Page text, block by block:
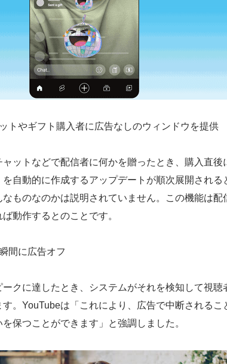
トやギフト購入者に広告なしのウィンドウを提供
ットなどで配信者に何かを贈ったとき、購入直後
自動的に作成するアップデートが順次展開される
ものなのかは説明されていません。この機能は配
動作するとのことです。
間に広告オフ
クに達したとき、システムがそれを検知して視聴
。YouTubeは「これにより、広告で中断されるこ
保つことができます」と強調しました。